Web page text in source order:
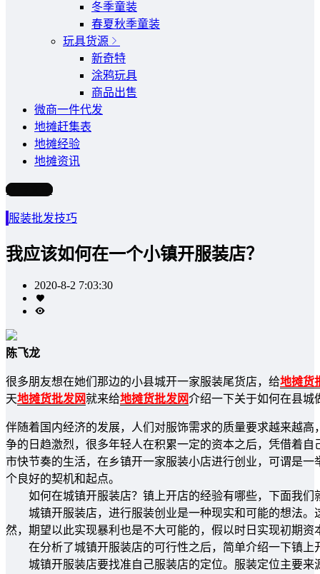
冬季童装
春夏秋季童装
玩具货源
新奇特
涂鸦玩具
商品出售
微商一件代发
地摊赶集表
地摊经验
地摊资讯
写文章
服装批发技巧
我应该如何在一个小镇开服装店？
2020-8-2 7:03:30
陈飞龙
很多朋友想在她们那边的小县城开一家服装尾货店，给地摊货
天地摊货批发网就来给地摊货批发网介绍一下关于如何在县城
伴随着国内经济的发展，人们对服饰需求的质量要求越来越
争的日趋激烈，很多年轻人在积累一定的资本之后，凭借着
市快节奏的生活，在乡镇开一家服装小店进行创业，可谓是
个良好的契机和起点。
如何在城镇开服装店？镇上开店的经验有哪些，下面我们
城镇开服装店，进行服装创业是一种现实和可能的想法。
然，期望以此实现暴利也是不大可能的，假以时日实现初期
在分析了城镇开服装店的可行性之后，简单介绍一下镇上
城镇开服装店要找准自己服装店的定位。服装定位主要来